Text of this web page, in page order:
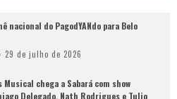
nacional do PagodYANdo para Belo
29 de julho de 2026
chega a Sabará com show
Delegado, Nath Rodrigues e Tulio